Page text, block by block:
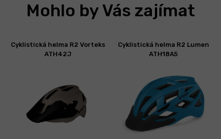
Mohlo by Vás zajímat
Cyklistická helma R2 Vorteks
ATH42J
Cyklistická helma R2 Lumen
ATH18A5